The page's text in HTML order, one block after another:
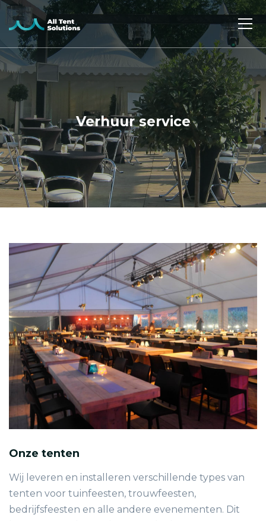
Verhuur service
Onze tenten
Wij leveren en installeren verschillende types van
tenten voor tuinfeesten, trouwfeesten,
bedrijfsfeesten en alle andere evenementen. Dit